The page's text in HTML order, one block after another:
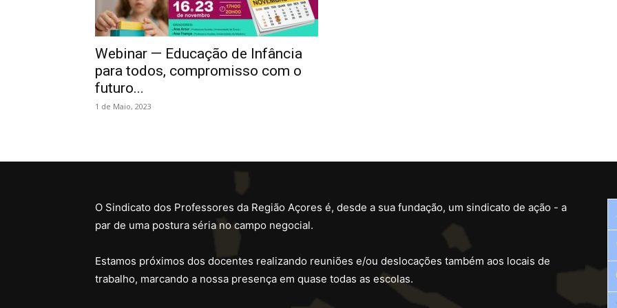
Webinar — Educação de Infância
para todos, compromisso com o
futuro...
1 de Maio, 2023
O Sindicato dos Professores da Região Açores é, desde a sua fundação, um sindicato de ação - a
par de uma postura séria no campo negocial.
Estamos próximos dos docentes realizando reuniões e/ou deslocações também aos locais de
trabalho, marcando a nossa presença em quase todas as escolas.